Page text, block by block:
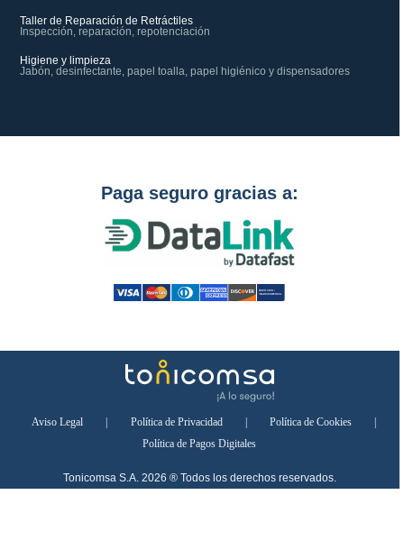
Taller de Reparación de Retráctiles
Inspección, reparación, repotenciación
Higiene y limpieza
Jabón, desinfectante, papel toalla, papel higiénico y dispensadores
Paga seguro gracias a:
Aviso Legal Política de Privacidad Política de Cookies
Política de Pagos Digitales
Tonicomsa S.A. 2026 ® Todos los derechos reservados.